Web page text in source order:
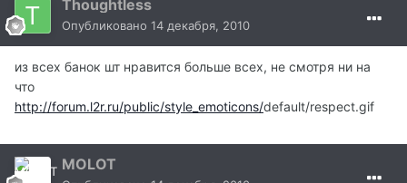
Thoughtless
Опубликовано 14 декабря, 2010
из всех банок шт нравится больше всех, не смотря ни на
что
http://forum.l2r.ru/public/style_emoticons/default/respect.gif
MOLOT